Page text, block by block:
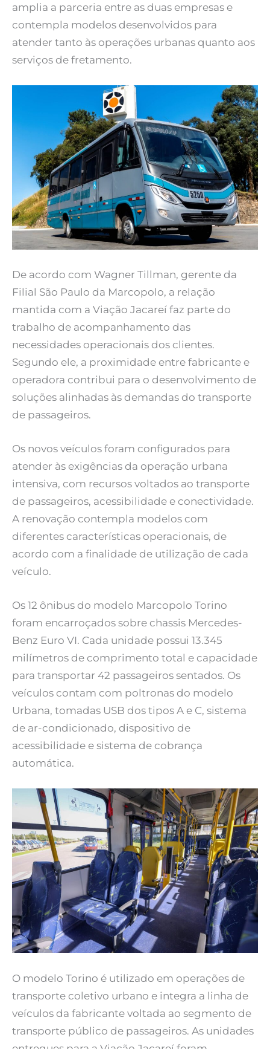
amplia a parceria entre as duas empresas e
contempla modelos desenvolvidos para
atender tanto às operações urbanas quanto aos
serviços de fretamento.
De acordo com Wagner Tillman, gerente da
Filial São Paulo da Marcopolo, a relação
mantida com a Viação Jacareí faz parte do
trabalho de acompanhamento das
necessidades operacionais dos clientes.
Segundo ele, a proximidade entre fabricante e
operadora contribui para o desenvolvimento de
soluções alinhadas às demandas do transporte
de passageiros.
Os novos veículos foram configurados para
atender às exigências da operação urbana
intensiva, com recursos voltados ao transporte
de passageiros, acessibilidade e conectividade.
A renovação contempla modelos com
diferentes características operacionais, de
acordo com a finalidade de utilização de cada
veículo.
Os 12 ônibus do modelo Marcopolo Torino
foram encarroçados sobre chassis Mercedes-
Benz Euro VI. Cada unidade possui 13.345
milímetros de comprimento total e capacidade
para transportar 42 passageiros sentados. Os
veículos contam com poltronas do modelo
Urbana, tomadas USB dos tipos A e C, sistema
de ar-condicionado, dispositivo de
acessibilidade e sistema de cobrança
automática.
O modelo Torino é utilizado em operações de
transporte coletivo urbano e integra a linha de
veículos da fabricante voltada ao segmento de
transporte público de passageiros. As unidades